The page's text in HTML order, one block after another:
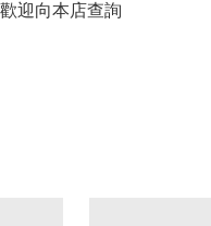
迎向本店查詢